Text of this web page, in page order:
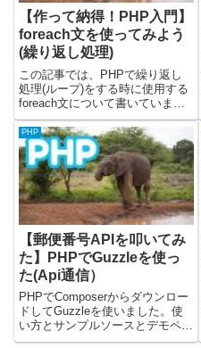
【作って納得！PHP入門】
foreach文を使ってみよう
(繰り返し処理)
この記事では、PHPで繰り返し
処理(ループ)をする時に使用する
foreach文について書いていま
す。最初にforeach文についての
説明をします。その後に、
foreach文を使用した簡単なプロ
グラムを作成して、foreach文に
ついて学んで...
PHP
【郵便番号APIを叩いてみ
た】PHPでGuzzleを使っ
た(Api通信）
PHPでComposerからダウンロー
ドしてGuzzleを使いました。使
い方とサンプルソースとデモペー
ジを乗せています。ぜひ参考にし